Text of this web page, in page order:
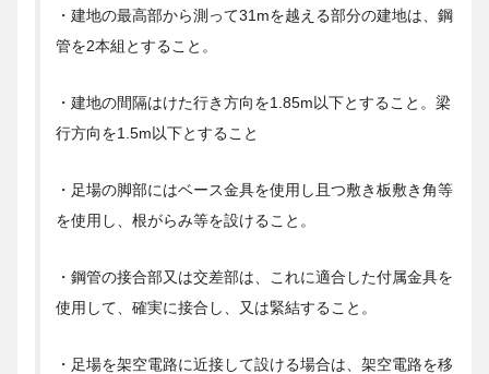
・建地の最高部から測って31mを越える部分の建地は、鋼
管を2本組とすること。
・建地の間隔はけた行き方向を1.85m以下とすること。梁
行方向を1.5m以下とすること
・足場の脚部にはベース金具を使用し且つ敷き板敷き角等
を使用し、根がらみ等を設けること。
・鋼管の接合部又は交差部は、これに適合した付属金具を
使用して、確実に接合し、又は緊結すること。
・足場を架空電路に近接して設ける場合は、架空電路を移